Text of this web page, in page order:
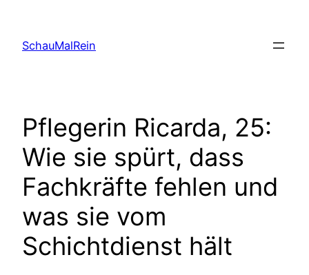
content
SchauMalRein
Pflegerin Ricarda, 25:
Wie sie spürt, dass
Fachkräfte fehlen und
was sie vom
Schichtdienst hält